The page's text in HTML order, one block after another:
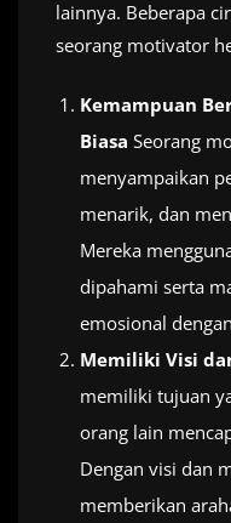
lainnya. Beberapa
seorang motivator
Kemampuan
Biasa Seorang
menyampaikan
menarik, dan
Mereka
dipahami serta
emosional
Memiliki Visi
memiliki tujuan
orang lain
Dengan visi dan
memberikan